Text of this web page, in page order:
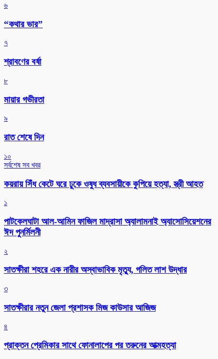
৬
“কথার ভার”
৭
শ্রাবণের বর্ষা
৮
মায়ার গভীরতা
৯
রাত শেষে দিন
১০
সর্বশেষ সব খবর
কয়রায় সিঁধ কেটে ঘরে ঢুকে ওষুধ ব্যবসায়ীকে কুপিয়ে হত্যা, স্ত্রী আহত
১
পাটকেলঘাটা আল-আমিন ফাজিল মাদ্রাসা অ্যালামনাই অ্যাসোসিয়েশনের
ঈদ পুনর্মিলনী
২
সাতক্ষীরা শহরে এক নারীর অস্বাভাবিক মৃত্যু, গলিত লাশ উদ্ধার
৩
সাতক্ষীরার নতুন জেলা প্রশাসক মিজ কাউসার আজিজ
৪
প্রাক্তন প্রেমিকার সাথে ফোনালাপের পর তরুনের আত্মহত্যা